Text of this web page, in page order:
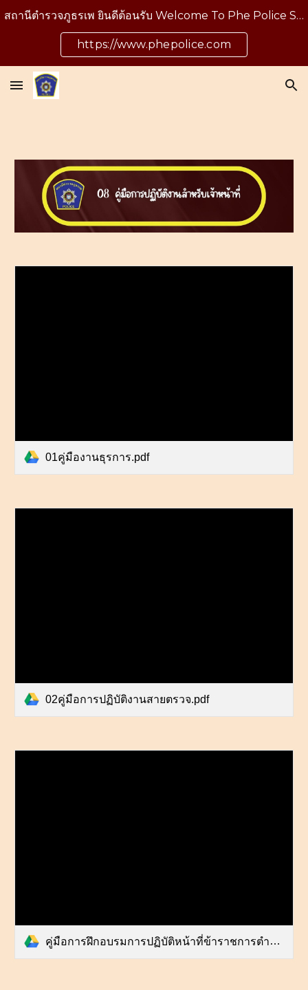
Skip to main content
สถานีตำรวจภูธรเพ ยินดีต้อนรับ Welcome To Phe Police Station
https://www.phepolice.com
01คู่มืองานธุรการ.pdf
02คู่มือการปฏิบัติงานสายตรวจ.pdf
คู่มือการฝึกอบรมการปฏิบัติหน้าที่ข้าราชการตำรวจสายงานป้องกันปราบปราม.pdf